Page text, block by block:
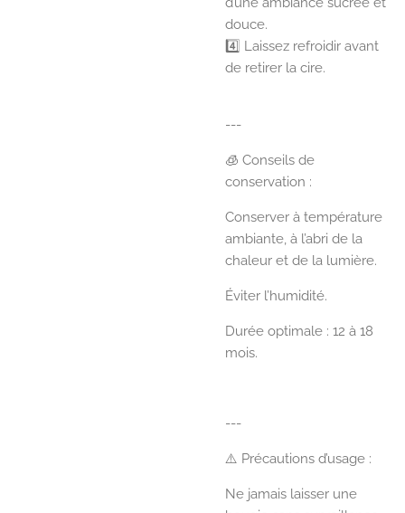
douce.
4️⃣ Laissez refroidir avant
de retirer la cire.
---
🧊 Conseils de
conservation :
Conserver à température
ambiante, à l’abri de la
chaleur et de la lumière.
Éviter l’humidité.
Durée optimale : 12 à 18
mois.
---
⚠️ Précautions d’usage :
Ne jamais laisser une